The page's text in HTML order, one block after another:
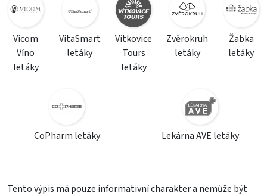
Vicom
Víno
letáky
VitaSmart
letáky
Vítkovice
Tours
letáky
Zvěrokruh
letáky
Žabka
letáky
CoPharm letáky Lekárna AVE letáky
Tento výpis má pouze informativní charakter a nemůže být